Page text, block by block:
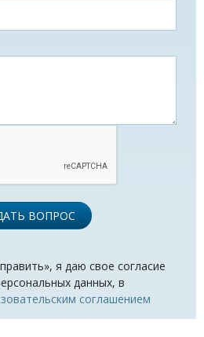
ВОПРОС
я даю свое согласие
данных, в
соглашением